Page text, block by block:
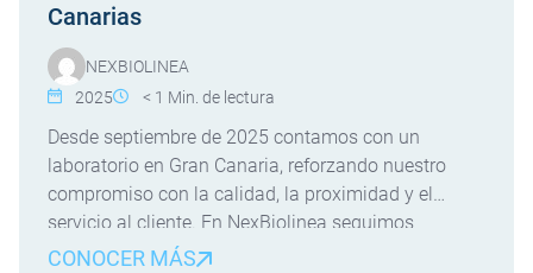
Canarias
NEXBIOLINEA
2025
< 1 Min. de lectura
Desde septiembre de 2025 contamos con un
laboratorio en Gran Canaria, reforzando nuestro
compromiso con la calidad, la proximidad y el
servicio al cliente. En NexBiolinea seguimos
avanzando en nuestra estrategia de crecimiento y
CONOCER MÁS